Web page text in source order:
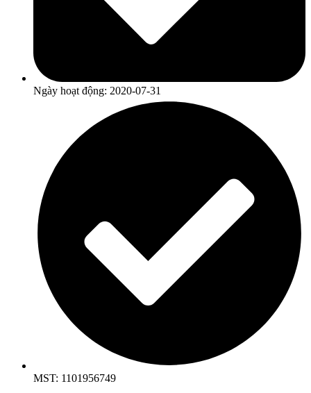
Ngày hoạt động: 2020-07-31
MST: 1101956749